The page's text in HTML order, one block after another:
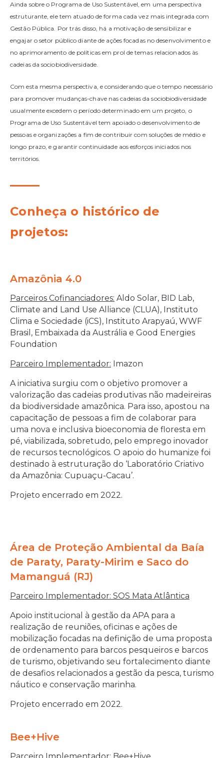
Ainda sobre o Programa de Uso Sustentável, em uma perspectiva
estruturante, ele tem atuado de forma cada vez mais integrada com
Gestão Pública. Por trás disso, há a motivação de sensibilizar e
engajar o setor público diante de ações focadas no desenvolvimento e
no aprimoramento de políticas em prol de temas relacionados às
cadeias da sociobiodiversidade.
Com esta mesma perspectiva, e considerando que o tempo necessário
para promover mudanças-chave nas cadeias da sociobiodiversidade
usualmente excedem o período determinado em um projeto, o
Programa de Uso Sustentável tem apoiado o desenvolvimento de
pessoas e organizações a fim de contribuir com soluções de médio e
longo prazo, e garantir continuidade aos esforços iniciados nos
territórios.
Conheça o histórico de
projetos:
Amazônia 4.0
Parceiros Cofinanciadores: Aldo Solar, BID Lab,
Climate and Land Use Alliance (CLUA), Instituto
Clima e Sociedade (iCS), Instituto Arapyaú, WWF
Brasil, Embaixada da Austrália e Good Energies
Foundation
Parceiro Implementador: Imazon
A iniciativa surgiu com o objetivo promover a
valorização das cadeias produtivas não madeireiras
da biodiversidade amazônica. Para isso, apostou na
capacitação de pessoas a fim de colaborar para
uma nova e inclusiva bioeconomia de floresta em
pé, viabilizada, sobretudo, pelo emprego inovador
de recursos tecnológicos. O apoio do humanize foi
destinado à estruturação do ‘Laboratório Criativo
da Amazônia: Cupuaçu-Cacau’.
Projeto encerrado em 2022.
Área de Proteção Ambiental da Baía
de Paraty, Paraty-Mirim e Saco do
Mamanguá (RJ)
Parceiro Implementador: SOS Mata Atlântica
Apoio institucional à gestão da APA para a
realização de reuniões, oficinas e ações de
mobilização focadas na definição de uma proposta
de ordenamento para barcos pesqueiros e barcos
de turismo, objetivando seu fortalecimento diante
de desafios relacionados a gestão da pesca, turismo
náutico e conservação marinha.
Projeto encerrado em 2022.
Bee+Hive